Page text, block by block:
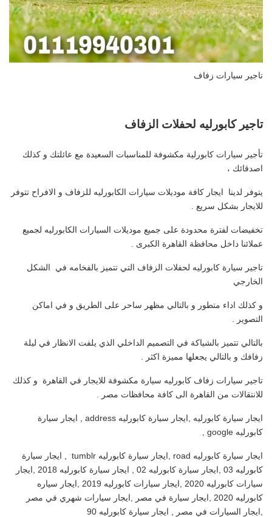
تاجير سيارات زفاف
تاجير كابورليه لحفلات الزفاف
تأجير سيارات كابورلية مكشوفة للمناسبات السعيدة مع عائلتك و كذلك
اصدقائك ،
يتوفر لدينا ايجار كافة موديلات سيارات الكابورليه للزفاف و الافراح تتوفر
للايجار بشكل سريع .
تخفيضات لفترة محدودة على جميع موديلات السيارات الكابورليه لجميع
عملائنا داخل محافظة القاهرة الكبرى .
تاجير سيارة كابورليه لحفلات الزفاف التي تتميز بالفخامه في الشكل
الخارجي
و كذلك اداء متطور و بالتالي مظهر ساحر على الطريق و في اماكن
التصوير .
بالتالي تتميز بالشياكة في التصميم الداخلي الذي يلفت الانظار في ليلة
زفافك و بالتالي يجعلها مميزة اكثر .
تاجير سيارات زفاف كابورليه سيارة مكشوفة للايجار في القاهرة و كذلك
للانتقالات من القاهرة الى كافة محافظات مصر .
ايجار سيارة كابورليه ,ايجار سيارة كابورليه address , ايجار سيارة
كابورليه google ,
ايجار سيارة كابورليه road ,ايجار سيارة كابورليه tumblr , ايجار سيارة
كابورليه 03 ,ايجار سيارة كابورليه 02 , ايجار سيارة كابورليه 2018 ,ايجار
سيارات كابورليه 2020 ,ايجار سيارات كابورليه 2019 ,ايجار سياره
كابورليه 2020 ,ايجار سيارة في مصر ,ايجار سيارات شهري في مصر
,ايجار السيارات في مصر , ايجار سيارة كابورليه 90